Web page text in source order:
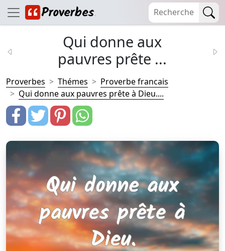
Qui donne aux
pauvres prête ...
Proverbes Thémes
Proverbe francais
Qui donne aux pauvres prête à Dieu....